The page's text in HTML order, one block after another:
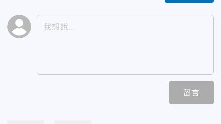
留言